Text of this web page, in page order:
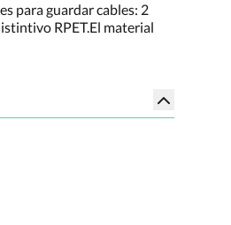
para guardar cables: 2
RPET.El material